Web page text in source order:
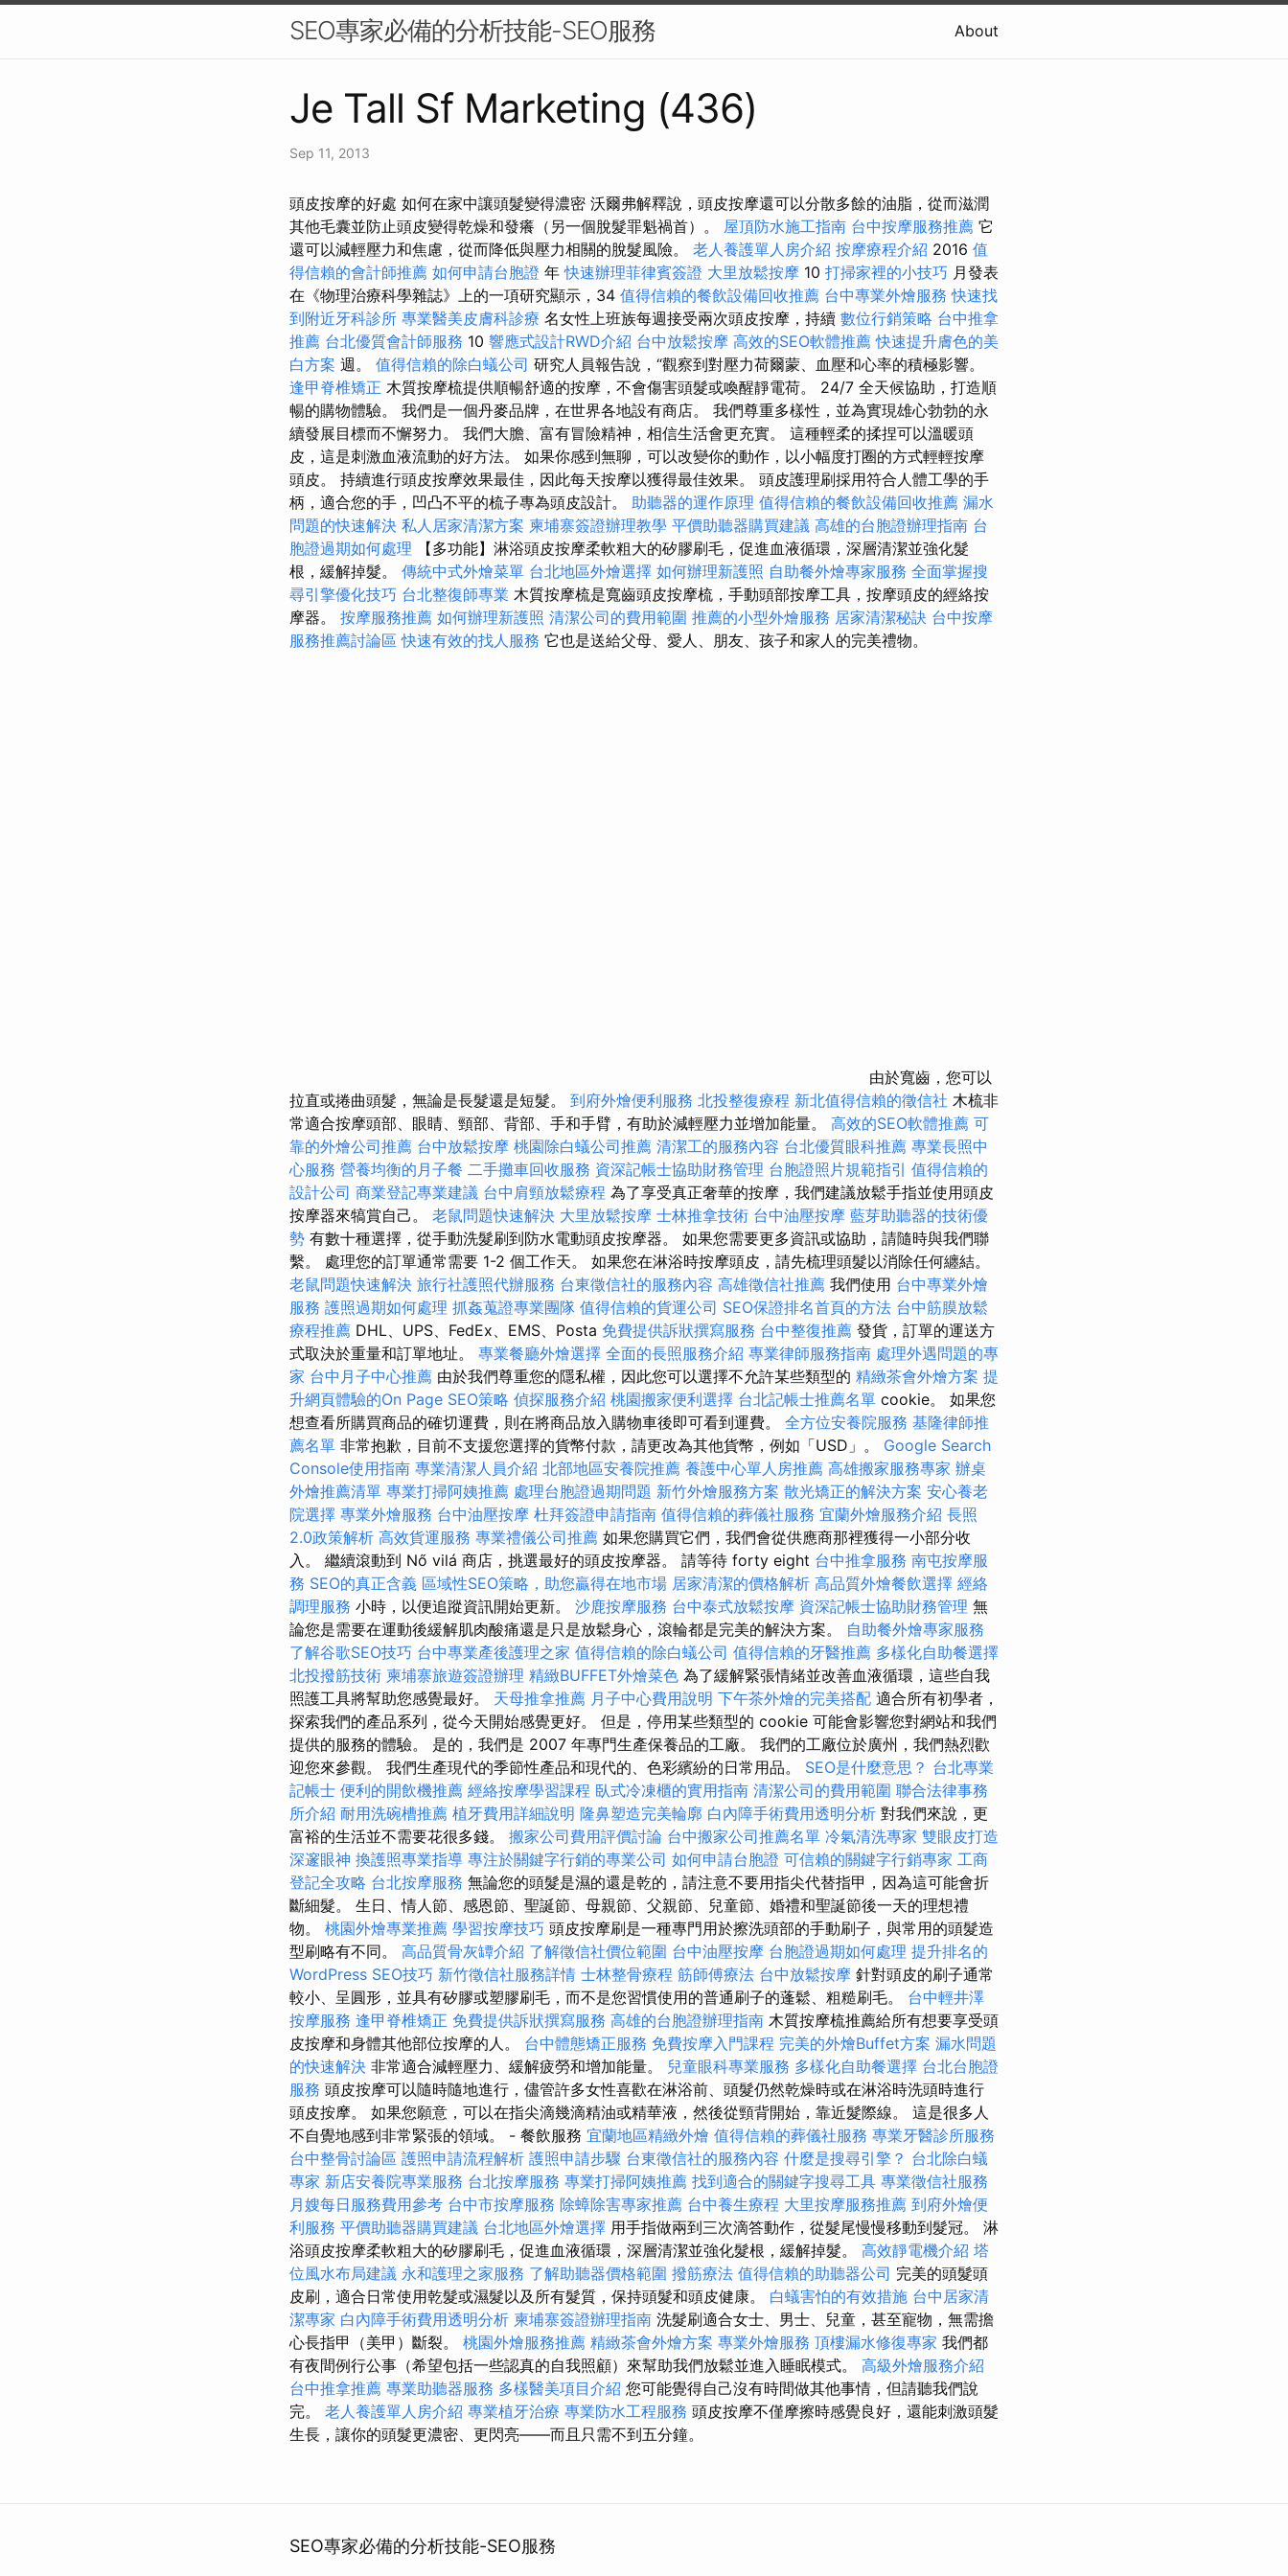
SEO專家必備的分析技能-SEO服務 About
Je Tall Sf Marketing (436)
Sep 11, 2013
頭皮按摩的好處 如何在家中讓頭髮變得濃密 沃爾弗解釋說，頭皮按摩還可以分散多餘的油脂，從而滋潤
其他毛囊並防止頭皮變得乾燥和發癢（另一個脫髮罪魁禍首）。 屋頂防水施工指南 台中按摩服務推薦 它
還可以減輕壓力和焦慮，從而降低與壓力相關的脫髮風險。 老人養護單人房介紹 按摩療程介紹 2016 值
得信賴的會計師推薦 如何申請台胞證 年快速辦理菲律賓簽證 大里放鬆按摩 10 打掃家裡的小技巧 月發表
在《物理治療科學雜誌》上的一項研究顯示，34 值得信賴的餐飲設備回收推薦 台中專業外燴服務 快速找
到附近牙科診所 專業醫美皮膚科診療 名女性上班族每週接受兩次頭皮按摩，持續 數位行銷策略 台中推拿
推薦 台北優質會計師服務 10 響應式設計RWD介紹 台中放鬆按摩 高效的SEO軟體推薦 快速提升膚色的美
白方案 週。 值得信賴的除白蟻公司 研究人員報告說，“觀察到對壓力荷爾蒙、血壓和心率的積極影響。
逢甲脊椎矯正 木質按摩梳提供順暢舒適的按摩，不會傷害頭髮或喚醒靜電荷。 24/7 全天候協助，打造順
暢的購物體驗。 我們是一個丹麥品牌，在世界各地設有商店。 我們尊重多樣性，並為實現雄心勃勃的永
續發展目標而不懈努力。 我們大膽、富有冒險精神，相信生活會更充實。 這種輕柔的揉捏可以溫暖頭
皮，這是刺激血液流動的好方法。 如果你感到無聊，可以改變你的動作，以小幅度打圈的方式輕輕按摩
頭皮。 持續進行頭皮按摩效果最佳，因此每天按摩以獲得最佳效果。 頭皮護理刷採用符合人體工學的手
柄，適合您的手，凹凸不平的梳子專為頭皮設計。 助聽器的運作原理 值得信賴的餐飲設備回收推薦 漏水
問題的快速解決 私人居家清潔方案 柬埔寨簽證辦理教學 平價助聽器購買建議 高雄的台胞證辦理指南 台
胞證過期如何處理 【多功能】淋浴頭皮按摩柔軟粗大的矽膠刷毛，促進血液循環，深層清潔並強化髮
根，緩解掉髮。 傳統中式外燴菜單 台北地區外燴選擇 如何辦理新護照 自助餐外燴專家服務 全面掌握搜
尋引擎優化技巧 台北整復師專業 木質按摩梳是寬齒頭皮按摩梳，手動頭部按摩工具，按摩頭皮的經絡按
摩器。 按摩服務推薦 如何辦理新護照 清潔公司的費用範圍 推薦的小型外燴服務 居家清潔秘訣 台中按摩
服務推薦討論區快速有效的找人服務 它也是送給父母、愛人、朋友、孩子和家人的完美禮物。
由於寬齒，您可以
拉直或捲曲頭髮，無論是長髮還是短髮。 到府外燴便利服務 北投整復療程 新北值得信賴的徵信社 木梳非
常適合按摩頭部、眼睛、頸部、背部、手和手臂，有助於減輕壓力並增加能量。 高效的SEO軟體推薦 可
靠的外燴公司推薦 台中放鬆按摩 桃園除白蟻公司推薦 清潔工的服務內容 台北優質眼科推薦 專業長照中
心服務 營養均衡的月子餐 二手攤車回收服務 資深記帳士協助財務管理 台胞證照片規範指引 值得信賴的
設計公司 商業登記專業建議 台中肩頸放鬆療程 為了享受真正奢華的按摩，我們建議放鬆手指並使用頭皮
按摩器來犒賞自己。 老鼠問題快速解決 大里放鬆按摩 士林推拿技術 台中油壓按摩 藍芽助聽器的技術優
勢 有數十種選擇，從手動洗髮刷到防水電動頭皮按摩器。 如果您需要更多資訊或協助，請隨時與我們聯
繫。 處理您的訂單通常需要 1-2 個工作天。 如果您在淋浴時按摩頭皮，請先梳理頭髮以消除任何纏結。
老鼠問題快速解決 旅行社護照代辦服務 台東徵信社的服務內容 高雄徵信社推薦 我們使用 台中專業外燴
服務 護照過期如何處理 抓姦蒐證專業團隊 值得信賴的貨運公司 SEO保證排名首頁的方法 台中筋膜放鬆
療程推薦 DHL、UPS、FedEx、EMS、Posta 免費提供訴狀撰寫服務 台中整復推薦 發貨，訂單的運送方
式取決於重量和訂單地址。 專業餐廳外燴選擇 全面的長照服務介紹 專業律師服務指南 處理外遇問題的專
家 台中月子中心推薦 由於我們尊重您的隱私權，因此您可以選擇不允許某些類型的 精緻茶會外燴方案 提
升網頁體驗的On Page SEO策略 偵探服務介紹 桃園搬家便利選擇 台北記帳士推薦名單 cookie。 如果您
想查看所購買商品的確切運費，則在將商品放入購物車後即可看到運費。 全方位安養院服務 基隆律師推
薦名單 非常抱歉，目前不支援您選擇的貨幣付款，請更改為其他貨幣，例如「USD」。 Google Search
Console使用指南 專業清潔人員介紹 北部地區安養院推薦 養護中心單人房推薦 高雄搬家服務專家 辦桌
外燴推薦清單 專業打掃阿姨推薦 處理台胞證過期問題 新竹外燴服務方案 散光矯正的解決方案 安心養老
院選擇 專業外燴服務 台中油壓按摩 杜拜簽證申請指南 值得信賴的葬儀社服務 宜蘭外燴服務介紹 長照
2.0政策解析 高效貨運服務 專業禮儀公司推薦 如果您購買它們，我們會從供應商那裡獲得一小部分收
入。 繼續滾動到 Nő vilá 商店，挑選最好的頭皮按摩器。 請等待 forty eight 台中推拿服務 南屯按摩服
務 SEO的真正含義 區域性SEO策略，助您贏得在地市場 居家清潔的價格解析 高品質外燴餐飲選擇 經絡
調理服務 小時，以便追蹤資訊開始更新。 沙鹿按摩服務 台中泰式放鬆按摩 資深記帳士協助財務管理 無
論您是需要在運動後緩解肌肉酸痛還是只是放鬆身心，滾輪都是完美的解決方案。 自助餐外燴專家服務
了解谷歌SEO技巧 台中專業產後護理之家 值得信賴的除白蟻公司 值得信賴的牙醫推薦 多樣化自助餐選擇
北投撥筋技術 柬埔寨旅遊簽證辦理 精緻BUFFET外燴菜色 為了緩解緊張情緒並改善血液循環，這些自我
照護工具將幫助您感覺最好。 天母推拿推薦 月子中心費用說明 下午茶外燴的完美搭配 適合所有初學者，
探索我們的產品系列，從今天開始感覺更好。 但是，停用某些類型的 cookie 可能會影響您對網站和我們
提供的服務的體驗。 是的，我們是 2007 年專門生產保養品的工廠。 我們的工廠位於廣州，我們熱烈歡
迎您來參觀。 我們生產現代的季節性產品和現代的、色彩繽紛的日常用品。 SEO是什麼意思？ 台北專業
記帳士 便利的開飲機推薦 經絡按摩學習課程 臥式冷凍櫃的實用指南 清潔公司的費用範圍 聯合法律事務
所介紹 耐用洗碗槽推薦 植牙費用詳細說明 隆鼻塑造完美輪廓 白內障手術費用透明分析 對我們來說，更
富裕的生活並不需要花很多錢。 搬家公司費用評價討論 台中搬家公司推薦名單 冷氣清洗專家 雙眼皮打造
深邃眼神 換護照專業指導 專注於關鍵字行銷的專業公司 如何申請台胞證 可信賴的關鍵字行銷專家 工商
登記全攻略 台北按摩服務 無論您的頭髮是濕的還是乾的，請注意不要用指尖代替指甲，因為這可能會折
斷細髮。 生日、情人節、感恩節、聖誕節、母親節、父親節、兒童節、婚禮和聖誕節後一天的理想禮
物。 桃園外燴專業推薦 學習按摩技巧 頭皮按摩刷是一種專門用於擦洗頭部的手動刷子，與常用的頭髮造
型刷略有不同。 高品質骨灰罈介紹 了解徵信社價位範圍 台中油壓按摩 台胞證過期如何處理 提升排名的
WordPress SEO技巧 新竹徵信社服務詳情 士林整骨療程 筋師傅療法 台中放鬆按摩 針對頭皮的刷子通常
較小、呈圓形，並具有矽膠或塑膠刷毛，而不是您習慣使用的普通刷子的蓬鬆、粗糙刷毛。 台中輕井澤
按摩服務 逢甲脊椎矯正 免費提供訴狀撰寫服務 高雄的台胞證辦理指南 木質按摩梳推薦給所有想要享受頭
皮按摩和身體其他部位按摩的人。 台中體態矯正服務 免費按摩入門課程 完美的外燴Buffet方案 漏水問題
的快速解決 非常適合減輕壓力、緩解疲勞和增加能量。 兒童眼科專業服務 多樣化自助餐選擇 台北台胞證
服務 頭皮按摩可以隨時隨地進行，儘管許多女性喜歡在淋浴前、頭髮仍然乾燥時或在淋浴時洗頭時進行
頭皮按摩。 如果您願意，可以在指尖滴幾滴精油或精華液，然後從頸背開始，靠近髮際線。 這是很多人
不自覺地感到非常緊張的領域。 - 餐飲服務 宜蘭地區精緻外燴 值得信賴的葬儀社服務 專業牙醫診所服務
台中整骨討論區 護照申請流程解析 護照申請步驟 台東徵信社的服務內容 什麼是搜尋引擎？ 台北除白蟻
專家 新店安養院專業服務 台北按摩服務 專業打掃阿姨推薦 找到適合的關鍵字搜尋工具 專業徵信社服務
月嫂每日服務費用參考 台中市按摩服務 除蟑除害專家推薦 台中養生療程 大里按摩服務推薦 到府外燴便
利服務 平價助聽器購買建議 台北地區外燴選擇 用手指做兩到三次滴答動作，從髮尾慢慢移動到髮冠。 淋
浴頭皮按摩柔軟粗大的矽膠刷毛，促進血液循環，深層清潔並強化髮根，緩解掉髮。 高效靜電機介紹 塔
位風水布局建議 永和護理之家服務 了解助聽器價格範圍 撥筋療法 值得信賴的助聽器公司 完美的頭髮頭
皮刷，適合日常使用乾髮或濕髮以及所有髮質，保持頭髮和頭皮健康。 白蟻害怕的有效措施 台中居家清
潔專家 白內障手術費用透明分析 柬埔寨簽證辦理指南 洗髮刷適合女士、男士、兒童，甚至寵物，無需擔
心長指甲（美甲）斷裂。 桃園外燴服務推薦 精緻茶會外燴方案 專業外燴服務 頂樓漏水修復專家 我們都
有夜間例行公事（希望包括一些認真的自我照顧）來幫助我們放鬆並進入睡眠模式。 高級外燴服務介紹
台中推拿推薦 專業助聽器服務 多樣醫美項目介紹 您可能覺得自己沒有時間做其他事情，但請聽我們說
完。 老人養護單人房介紹 專業植牙治療 專業防水工程服務 頭皮按摩不僅摩擦時感覺良好，還能刺激頭髮
生長，讓你的頭髮更濃密、更閃亮——而且只需不到五分鐘。
SEO專家必備的分析技能-SEO服務